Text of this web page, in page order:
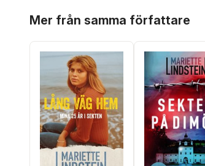
Mer från samma författare